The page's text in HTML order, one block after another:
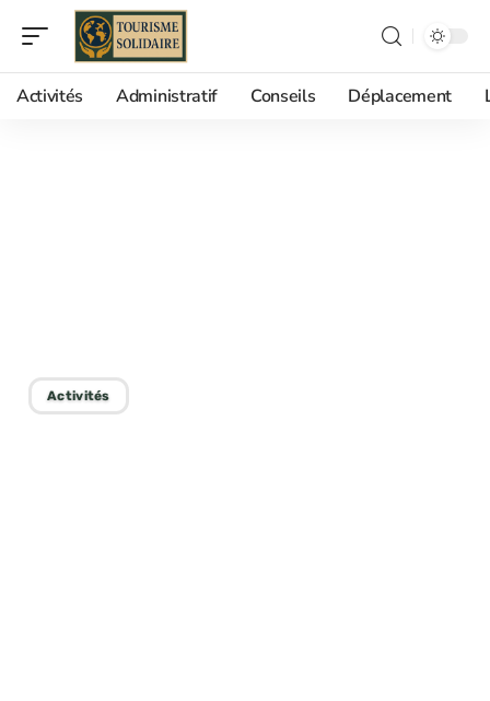
Activités Administratif Conseils Déplacement
Activités